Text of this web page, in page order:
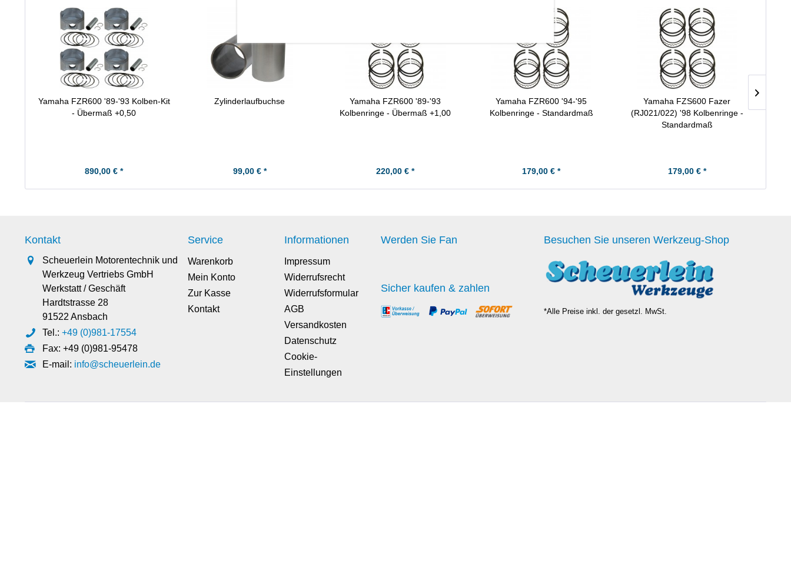
Yamaha FZR600 '89-'93 Kolben-Kit
- Übermaß +0,50
890,00 € *
Zylinderlaufbuchse
99,00 € *
Yamaha FZR600 '89-'93
Kolbenringe - Übermaß +1,00
220,00 € *
Yamaha FZR600 '94-'95
Kolbenringe - Standardmaß
179,00 € *
Yamaha FZS600 Fazer
(RJ021/022) '98 Kolbenringe -
Standardmaß
179,00 € *
Kontakt
Scheuerlein Motorentechnik und
Werkzeug Vertriebs GmbH
Werkstatt / Geschäft
Hardtstrasse 28
91522 Ansbach
Tel.: +49 (0)981-17554
Fax: +49 (0)981-95478
E-mail: info@scheuerlein.de
Service
Warenkorb
Mein Konto
Zur Kasse
Kontakt
Informationen
Impressum
Widerrufsrecht
Widerrufsformular
AGB
Versandkosten
Datenschutz
Cookie-
Einstellungen
Werden Sie Fan
Sicher kaufen & zahlen
Besuchen Sie unseren Werkzeug-Shop
*Alle Preise inkl. der gesetzl. MwSt.